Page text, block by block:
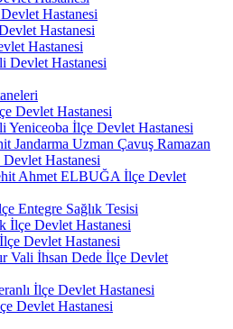
Hastanesi
Hastanesi
Hastanesi
Devlet Hastanesi
Devlet Hastanesi
Yeniceoba İlçe Devlet Hastanesi
Jandarma Uzman Çavuş Ramazan
Hastanesi
Ahmet ELBUĞA İlçe Devlet
Entegre Sağlık Tesisi
İlçe Devlet Hastanesi
Devlet Hastanesi
Vali İhsan Dede İlçe Devlet
İlçe Devlet Hastanesi
Devlet Hastanesi